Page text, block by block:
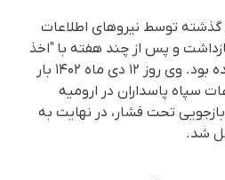
۱۸ مرداد سال گذشته توسط نیروهای اطلاعات
و پس از چند هفته با "اخذ
تعهد" به‌طور موقت آزاد شده بود. وی روز ۱۲ دی ماه ۱۴۰۲ بار
سپاه پاسداران در ارومیه
تحت فشار، در نهایت به
شد.